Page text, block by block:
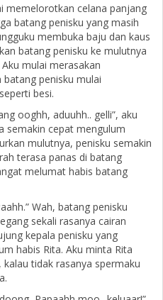
memelorotkan celana panjang
batang penisku yang masih
membuka baju dan kaus
batang penisku ke mulutnya
mulai merasakan
penisku mulai
besi.
ooghh, aduuhh.. gelli”, aku
semakin cepat mengulum
mulutnya, penisku semakin
terasa panas di batang
melumat habis batang
Wah, batang penisku
sekali rasanya cairan
kepala penisku yang
habis Rita. Aku minta Rita
tidak rasanya spermaku